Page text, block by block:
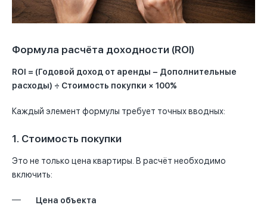
Формула расчёта доходности (ROI)
ROI = (Годовой доход от аренды − Дополнительные
расходы) ÷ Стоимость покупки × 100%
Каждый элемент формулы требует точных вводных:
1. Стоимость покупки
Это не только цена квартиры. В расчёт необходимо
включить:
Цена объекта